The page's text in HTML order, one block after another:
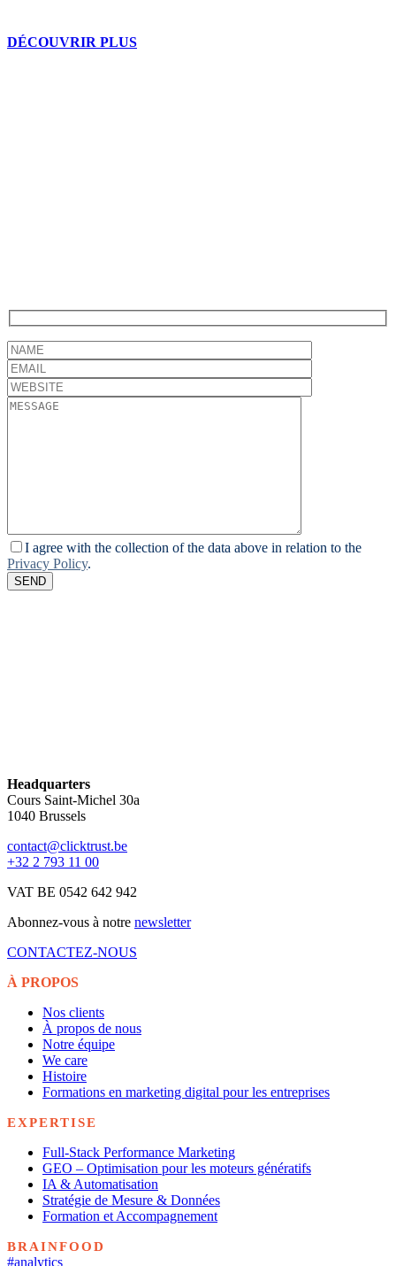
DÉCOUVRIR PLUS
I agree with the collection of the data above in relation to the
Privacy Policy.
Headquarters
Cours Saint-Michel 30a
1040 Brussels
contact@clicktrust.be
+32 2 793 11 00
VAT BE 0542 642 942
Abonnez-vous à notre newsletter
CONTACTEZ-NOUS
À PROPOS
Nos clients
À propos de nous
Notre équipe
We care
Histoire
Formations en marketing digital pour les entreprises
EXPERTISE
Full-Stack Performance Marketing
GEO – Optimisation pour les moteurs génératifs
IA & Automatisation
Stratégie de Mesure & Données
Formation et Accompagnement
BRAINFOOD
#analytics